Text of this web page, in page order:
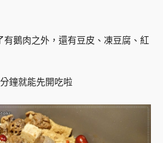
有鵝肉之外，還有豆皮、凍豆腐、紅
鐘就能先開吃啦